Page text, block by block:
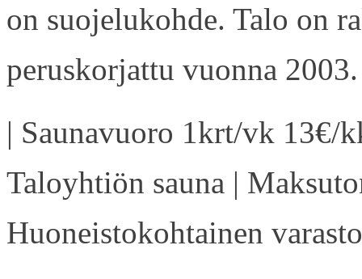
on suojelukohde. Talo on
peruskorjattu vuonna 2003.
| Saunavuoro 1krt/vk 13€/
Taloyhtiön sauna |
Huoneistokohtainen